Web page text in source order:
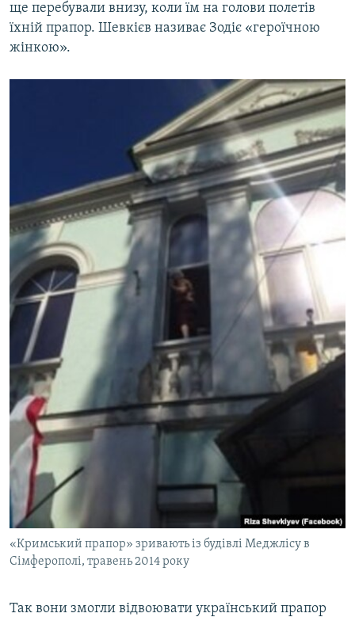
ще перебували внизу, коли їм на голови полетів
їхній прапор. Шевкієв називає Зодіє «героїчною
жінкою».
«Кримський прапор» зривають із будівлі Меджлісу в
Сімферополі, травень 2014 року
Так вони змогли відвоювати український прапор